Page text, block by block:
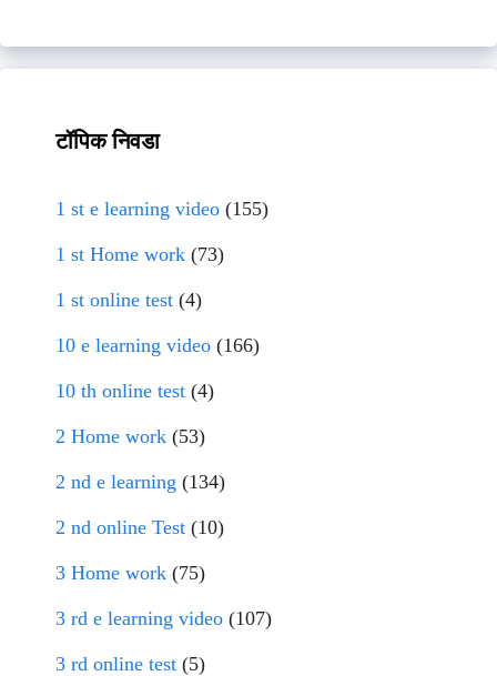
टॉपिक निवडा
1 st e learning video (155)
1 st Home work (73)
1 st online test (4)
10 e learning video (166)
10 th online test (4)
2 Home work (53)
2 nd e learning (134)
2 nd online Test (10)
3 Home work (75)
3 rd e learning video (107)
3 rd online test (5)